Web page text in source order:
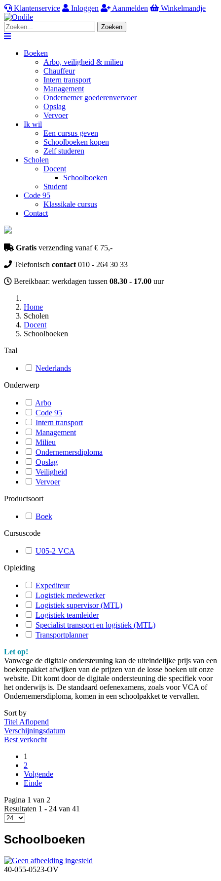
Klantenservice Inloggen Aanmelden Winkelmandje
Zoeken
Navigation
Boeken
Arbo, veiligheid & milieu
Chauffeur
Intern transport
Management
Ondernemer goederenvervoer
Opslag
Vervoer
Ik wil
Een cursus geven
Schoolboeken kopen
Zelf studeren
Scholen
Docent
Schoolboeken
Student
Code 95
Klassikale cursus
Contact
Gratis verzending vanaf € 75,-
Telefonisch contact 010 - 264 30 33
Bereikbaar: werkdagen tussen 08.30 - 17.00 uur
Home
Scholen
Docent
Schoolboeken
Taal
Nederlands
Onderwerp
Arbo
Code 95
Intern transport
Management
Milieu
Ondernemersdiploma
Opslag
Veiligheid
Vervoer
Productsoort
Boek
Cursuscode
U05-2 VCA
Opleiding
Expediteur
Logistiek medewerker
Logistiek supervisor (MTL)
Logistiek teamleider
Specialist transport en logistiek (MTL)
Transportplanner
Let op!
Vanwege de digitale ondersteuning kan de uiteindelijke prijs van een
boekenpakket afwijken van de prijzen van de losse boeken uit onze
website. Dit komt door de digitale ondersteuning die specifiek voor
het onderwijs is. De standaard oefenexamens, zoals voor VCA of
Ondernemersdiploma, komen in een schoolpakket te vervallen.
Sort by
Titel Aflopend
Verschijningsdatum
Best verkocht
1
2
Volgende
Einde
Pagina 1 van 2
Resultaten 1 - 24 van 41
Schoolboeken
40-055-0523-OV